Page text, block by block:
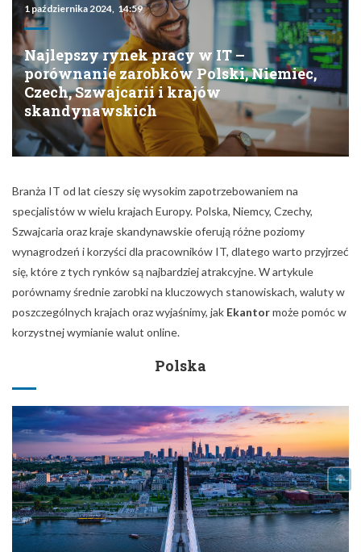
1 października 2024, 14:59
Najlepszy rynek pracy w IT –
porównanie zarobków Polski, Niemiec,
Czech, Szwajcarii i krajów
skandynawskich
Branża IT od lat cieszy się wysokim zapotrzebowaniem na
specjalistów w wielu krajach Europy. Polska, Niemcy, Czechy,
Szwajcaria oraz kraje skandynawskie oferują różne poziomy
wynagrodzeń i korzyści dla pracowników IT, dlatego warto przyjrzeć
się, które z tych rynków są najbardziej atrakcyjne. W artykule
porównamy średnie zarobki na kluczowych stanowiskach, waluty w
poszczególnych krajach oraz wyjaśnimy, jak Ekantormoże pomóc w
korzystnej wymianie walut online.
Polska